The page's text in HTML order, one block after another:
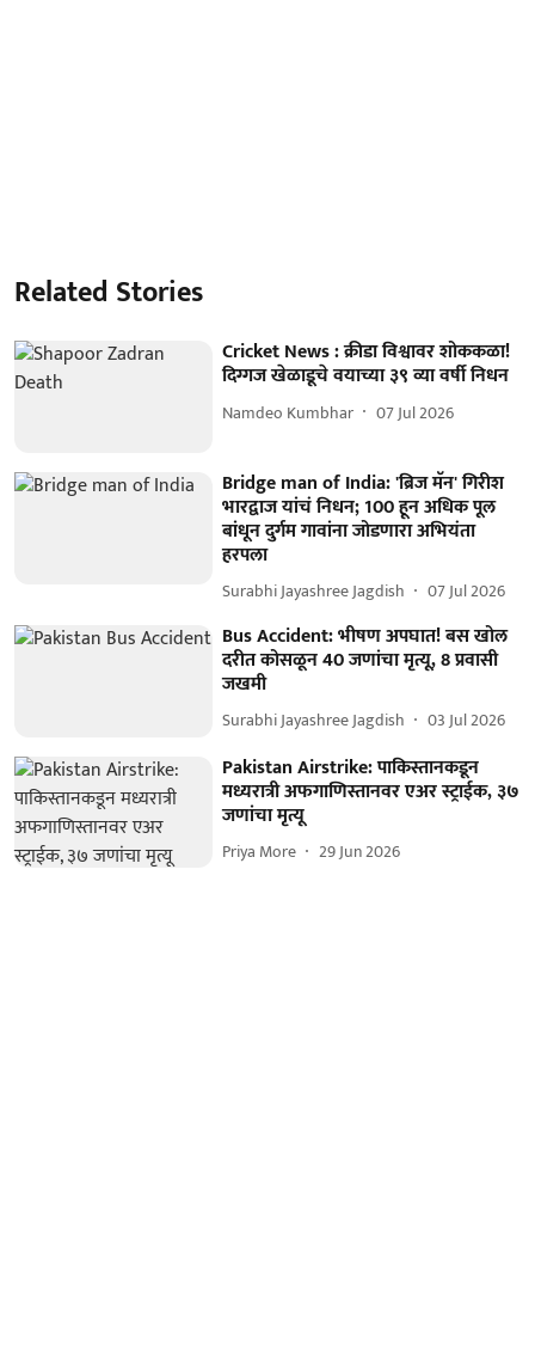
Related Stories
Cricket News : क्रीडा विश्वावर शोककळा!
दिग्गज खेळाडूचे वयाच्या ३९ व्या वर्षी निधन
Namdeo Kumbhar 07 Jul 2026
Bridge man of India: 'ब्रिज मॅन' गिरीश
भारद्वाज यांचं निधन; 100 हून अधिक पूल
बांधून दुर्गम गावांना जोडणारा अभियंता
हरपला
Surabhi Jayashree Jagdish 07 Jul 2026
Bus Accident: भीषण अपघात! बस खोल
दरीत कोसळून 40 जणांचा मृत्यू, 8 प्रवासी
जखमी
Surabhi Jayashree Jagdish 03 Jul 2026
Pakistan Airstrike: पाकिस्तानकडून
मध्यरात्री अफगाणिस्तानवर एअर स्ट्राईक, ३७
जणांचा मृत्यू
Priya More 29 Jun 2026